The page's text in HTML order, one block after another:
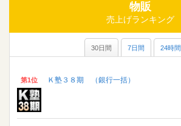
物販
売上げランキング
30日間 7日間 24時間
第1位 Ｋ塾３８期 （銀行一括）